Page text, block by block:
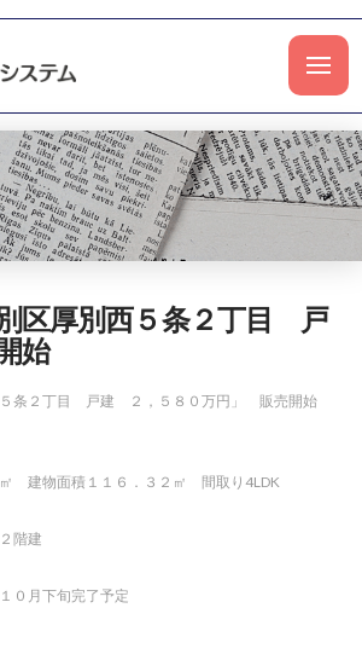
別区厚別西５条２丁目 戸
始
５条２丁目 戸建 ２，５８０万円」 販売開始
㎡ 建物面積１１６．３２㎡ 間取り4LDK
階建
０月下旬完了予定